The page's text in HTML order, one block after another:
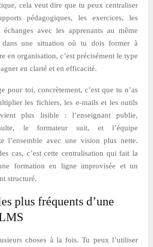
cela veut dire que tu peux centraliser
pédagogiques, les exercices, les
avec les apprenants au même
une situation où tu dois former à
en organisation, c’est précisément le type
en clarté et en efficacité.
pour toi, concrètement, c’est que tu n’as
les fichiers, les e-mails et les outils
plus lisible : l’enseignant publie,
le formateur suit, et l’équipe
l’ensemble avec une vision plus nette.
cas, c’est cette centralisation qui fait la
formation en ligne improvisée et un
structuré.
plus fréquents d’une
choses à la fois. Tu peux l’utiliser